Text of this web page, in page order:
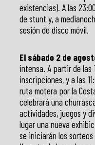
existencias). A las
de stunt y, a
sesión de disco móvil.
El sábado 2 de
intensa. A partir de las
inscripciones, y a las
ruta motera por la
celebrará una
actividades, juegos y
lugar una nueva
se iniciarán los